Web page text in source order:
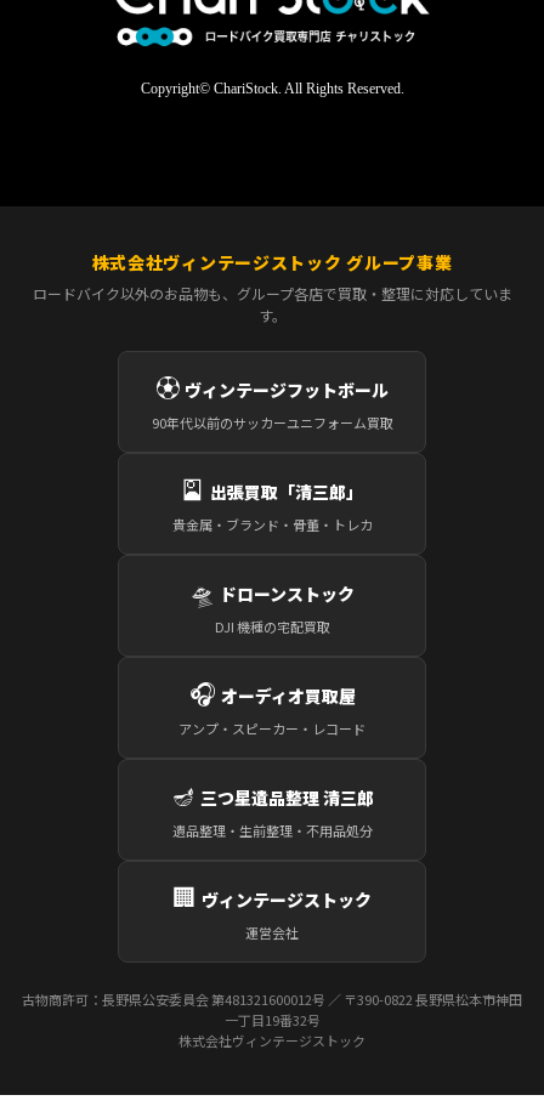
Copyright© ChariStock. All Rights Reserved.
株式会社ヴィンテージストック グループ事業
ロードバイク以外のお品物も、グループ各店で買取・整理に対応していま
す。
⚽ ヴィンテージフットボール
90年代以前のサッカーユニフォーム買取
🎴 出張買取「清三郎」
貴金属・ブランド・骨董・トレカ
🛸 ドローンストック
DJI 機種の宅配買取
🎧 オーディオ買取屋
アンプ・スピーカー・レコード
🪔 三つ星遺品整理 清三郎
遺品整理・生前整理・不用品処分
🏢 ヴィンテージストック
運営会社
古物商許可：長野県公安委員会 第481321600012号 ／ 〒390-0822 長野県松本市神田
一丁目19番32号
株式会社ヴィンテージストック